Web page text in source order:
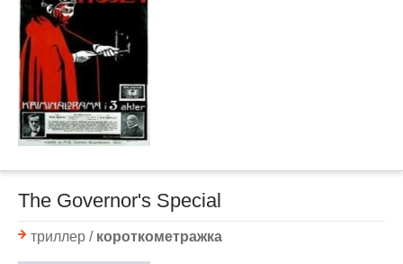
The Governor's Special
триллер / короткометражка